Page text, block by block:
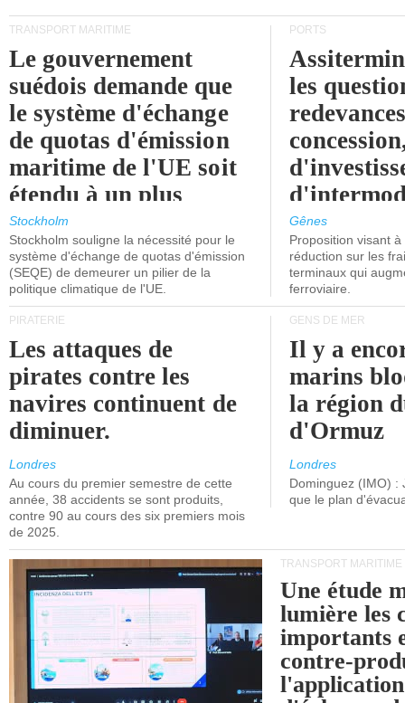
TRANSPORT MARITIME
Le gouvernement
suédois demande que
le système d'échange
de quotas d'émission
maritime de l'UE soit
étendu à un plus
grand nombre de
navires.
Stockholm
Stockholm souligne la nécessité pour le
système d'échange de quotas d'émission
(SEQE) de demeurer un pilier de la
politique climatique de l'UE.
PORTS
les
l'attention
politiciens.
Gênes
Proposition visant
réduction sur les
terminaux qui
ferroviaire.
PIRATERIE
Les attaques de
pirates contre les
navires continuent de
diminuer.
Londres
Au cours du premier semestre de cette
année, 38 accidents se sont produits,
contre 90 au cours des six premiers mois
de 2025.
GENS DE MER
Il y a
marins
la région
d'Ormuz
Londres
Dominguez (IMO) :
que le plan
TRANSPORT MARITIME
Une étude
lumière les
importants
contre-